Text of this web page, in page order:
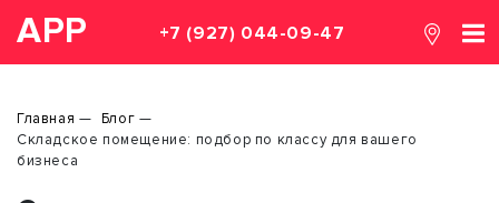
АРР +7 (927) 044-09-47
Главная
Блог
Складское помещение: подбор по классу для вашего
бизнеса